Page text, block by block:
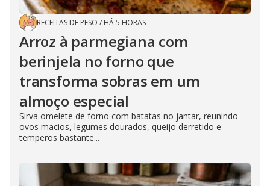
RECEITAS DE PESO / HÁ 5 HORAS
Arroz à parmegiana com
berinjela no forno que
transforma sobras em um
almoço especial
Sirva omelete de forno com batatas no jantar, reunindo
ovos macios, legumes dourados, queijo derretido e
temperos bastante...